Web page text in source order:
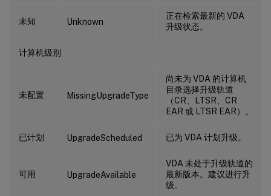
未知 Unknown
正在检索最新的 VDA
升级状态。
计算机级别
未配置 MissingUpgradeType
尚未为 VDA 的计算机
目录选择升级轨道
（CR、LTSR、CR
EAR 或 LTSR EAR）。
已计划 UpgradeScheduled 已为 VDA 计划升级。
可用 UpgradeAvailable
VDA 未处于升级轨道的
最新版本。建议进行升
级。